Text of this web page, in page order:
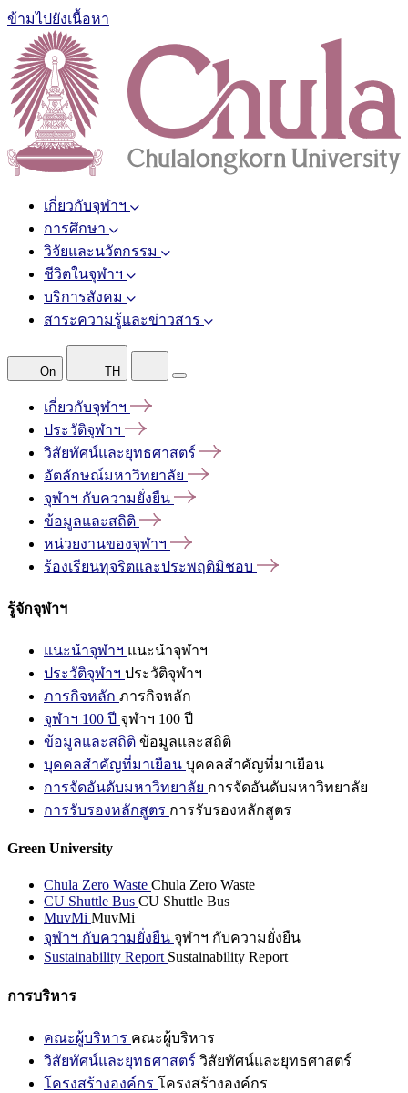
ข้ามไปยังเนื้อหา
เกี่ยวกับจุฬาฯ
การศึกษา
วิจัยและนวัตกรรม
ชีวิตในจุฬาฯ
บริการสังคม
สาระความรู้และข่าวสาร
On TH
เกี่ยวกับจุฬาฯ
ประวัติจุฬาฯ
วิสัยทัศน์และยุทธศาสตร์
อัตลักษณ์มหาวิทยาลัย
จุฬาฯ กับความยั่งยืน
ข้อมูลและสถิติ
หน่วยงานของจุฬาฯ
ร้องเรียนทุจริตและประพฤติมิชอบ
รู้จักจุฬาฯ
แนะนำจุฬาฯ แนะนำจุฬาฯ
ประวัติจุฬาฯ ประวัติจุฬาฯ
ภารกิจหลัก ภารกิจหลัก
จุฬาฯ 100 ปี จุฬาฯ 100 ปี
ข้อมูลและสถิติ ข้อมูลและสถิติ
บุคคลสำคัญที่มาเยือน บุคคลสำคัญที่มาเยือน
การจัดอันดับมหาวิทยาลัย การจัดอันดับมหาวิทยาลัย
การรับรองหลักสูตร การรับรองหลักสูตร
Green University
Chula Zero Waste Chula Zero Waste
CU Shuttle Bus CU Shuttle Bus
MuvMi MuvMi
จุฬาฯ กับความยั่งยืน จุฬาฯ กับความยั่งยืน
Sustainability Report Sustainability Report
การบริหาร
คณะผู้บริหาร คณะผู้บริหาร
วิสัยทัศน์และยุทธศาสตร์ วิสัยทัศน์และยุทธศาสตร์
โครงสร้างองค์กร โครงสร้างองค์กร